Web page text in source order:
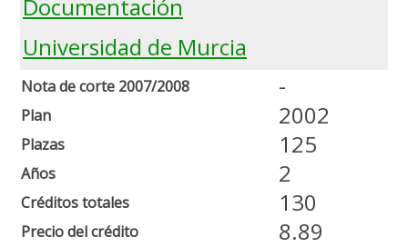
Documentación
Universidad de Murcia
Nota de corte 2007/2008
Plan
Plazas
Años
Créditos totales
Precio del crédito
-
2002
125
2
130
8.89